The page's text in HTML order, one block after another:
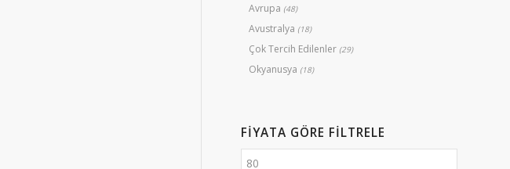
Avrupa (48)
Avustralya (18)
Çok Tercih Edilenler (29)
Okyanusya (18)
FIYATA GÖRE FILTRELE